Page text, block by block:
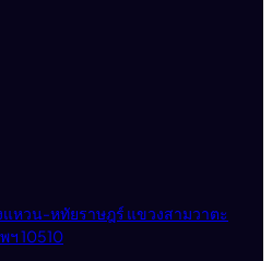
หวน-หทัยราษฎร์ แขวงสามวาตะ
ฯ 10510